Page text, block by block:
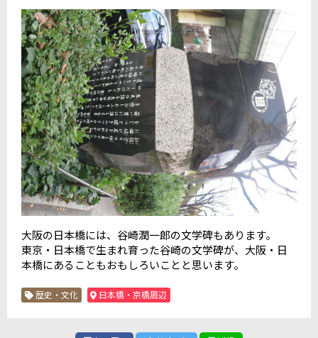
大阪の日本橋には、谷崎潤一郎の文学碑もあります。
東京・日本橋で生まれ育った谷崎の文学碑が、大阪・日
本橋にあることもおもしろいことと思います。
歴史・文化 日本橋・京橋周辺